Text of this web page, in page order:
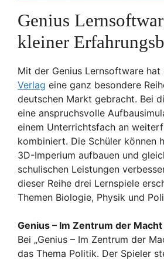
Genius
kleiner
Mit der Genius Lernsoftware hat
Verlag eine ganz besondere
deutschen Markt gebracht. Bei
eine anspruchsvolle
einem Unterrichtsfach an
kombiniert. Die Schüler können
3D-Imperium aufbauen und
schulischen Leistungen
dieser Reihe drei Lernspiele
Themen Biologie, Physik und
Genius – Im Zentrum der Macht
Bei „Genius – Im Zentrum der
das Thema Politik. Der Spieler